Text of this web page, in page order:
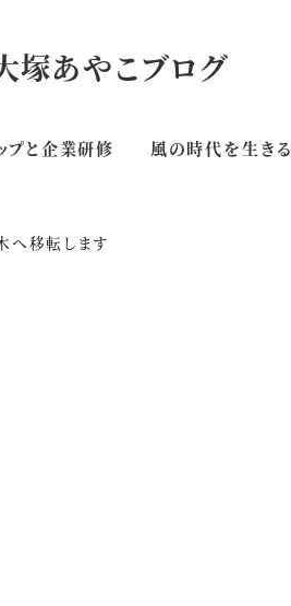
塚あやこブログ
プと企業研修 風の時代を生きる
へ移転します